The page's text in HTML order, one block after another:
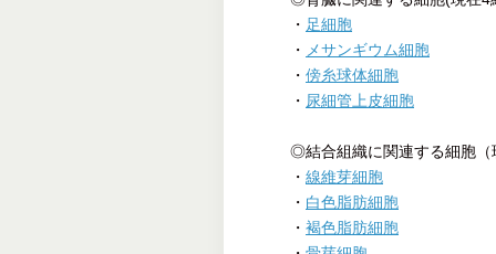
・ 足細胞
・ メサンギウム細胞
・ 傍糸球体細胞
・ 尿細管上皮細胞
◎結合組織に関連する細胞（
・ 線維芽細胞
・ 白色脂肪細胞
・ 褐色脂肪細胞